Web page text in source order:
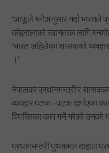
‘आफूले भनेअनुसार गर्दा भारतले
कोइरालाको स्वागतका लागि
‘भारत अहिलेका शासकको
।’
नेपालका प्रधानमन्त्री र
व्यवहार पटक –पटक दर्शाएका
विपरितका काम गर्ने गरेको उनको
प्रधानमन्त्री पुष्पकमल दाहाल